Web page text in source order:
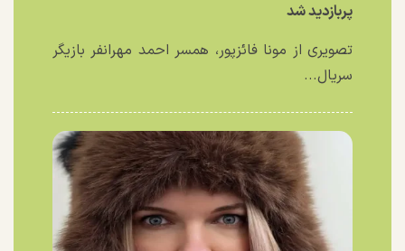
پربازدید شد
تصویری از مونا فائزپور، همسر احمد مهرانفر بازیگر
سریال...